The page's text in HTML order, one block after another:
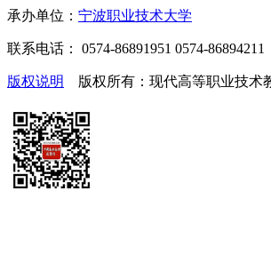
承办单位： 宁波职业技术大学
联系电话： 0574-86891951 0574-
版权说明 版权所有：现代高等职业技术